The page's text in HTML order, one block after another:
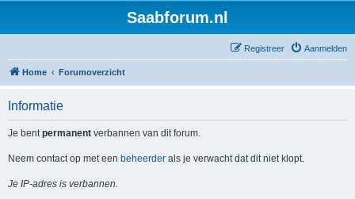
Saabforum.nl
Aanmelden
Registreer
Home Forumoverzicht
Informatie
Je bentpermanent verbannen van dit forum.
Neem contact op met een beheerder als je verwacht dat dit niet klopt.
Je IP-adres is verbannen.